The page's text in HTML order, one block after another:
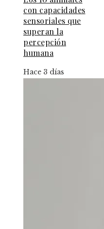
con capacidades
sensoriales que
superan la
percepción
humana
Hace 3 días